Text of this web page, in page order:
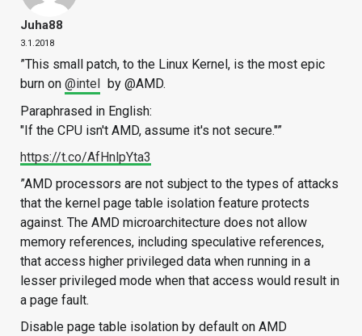
Juha88
3.1.2018
”This small patch, to the Linux Kernel, is the most epic
burn on @intel
by @AMD.
Paraphrased in English:
"If the CPU isn't AMD, assume it's not secure."”
https://t.co/AfHnlpYta3
”AMD processors are not subject to the types of attacks
that the kernel page table isolation feature protects
against. The AMD microarchitecture does not allow
memory references, including speculative references,
that access higher privileged data when running in a
lesser privileged mode when that access would result in
a page fault.
Disable page table isolation by default on AMD